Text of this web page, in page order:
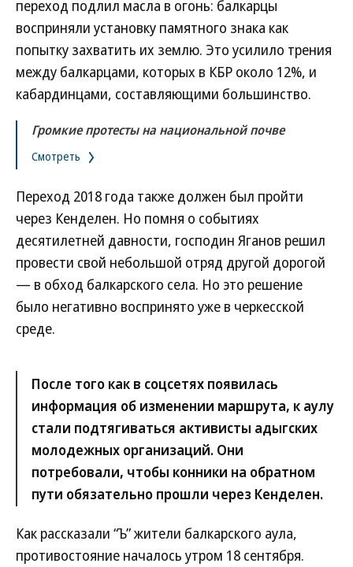
переход подлил масла в огонь: балкарцы
восприняли установку памятного знака как
попытку захватить их землю. Это усилило трения
между балкарцами, которых в КБР около 12%, и
кабардинцами, составляющими большинство.
Громкие протесты на национальной почве
Смотреть
Переход 2018 года также должен был пройти
через Кенделен. Но помня о событиях
десятилетней давности, господин Яганов решил
провести свой небольшой отряд другой дорогой
— в обход балкарского села. Но это решение
было негативно воспринято уже в черкесской
среде.
После того как в соцсетях появилась
информация об изменении маршрута, к аулу
стали подтягиваться активисты адыгских
молодежных организаций. Они
потребовали, чтобы конники на обратном
пути обязательно прошли через Кенделен.
Как рассказали “Ъ” жители балкарского аула,
противостояние началось утром 18 сентября.